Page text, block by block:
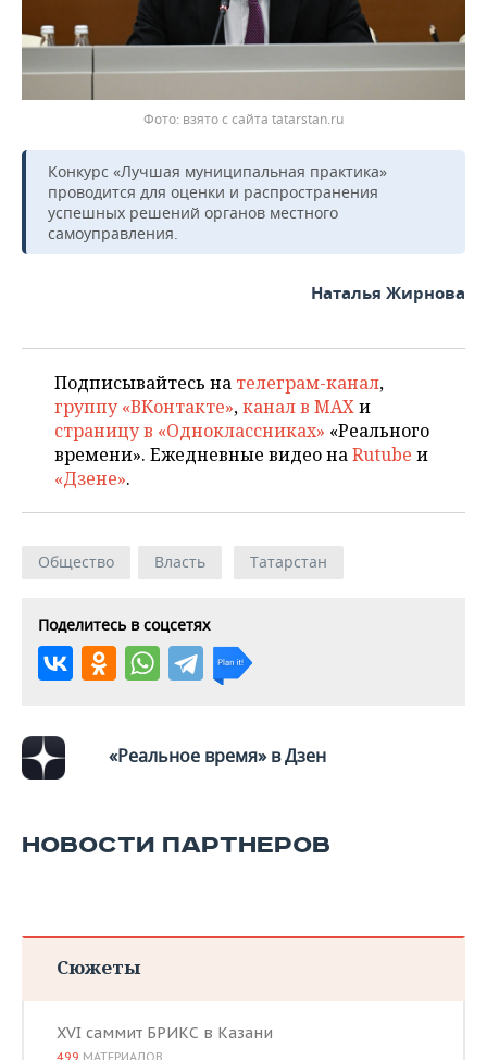
взято с сайта tatarstan.ru
Конкурс «Лучшая муниципальная практика»
проводится для оценки и распространения
успешных решений органов местного
самоуправления.
Наталья Жирнова
Подписывайтесь на телеграм-канал,
группу «ВКонтакте»,канал в MAXи
страницу в «Одноклассниках» «Реального
времени». Ежедневные видео наRutube и
«Дзене».
Общество Власть Татарстан
Поделитесь в соцсетях
«Реальное время» в Дзен
НОВОСТИ ПАРТНЕРОВ
Сюжеты
XVI саммит БРИКС в Казани